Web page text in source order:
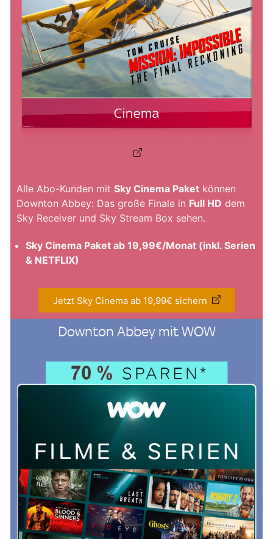
Alle Abo-Kunden mit Sky Cinema Paket können
Downton Abbey: Das große Finale in Full HD dem
Sky Receiver und Sky Stream Box sehen.
Sky Cinema Paket ab 19,99€/Monat (inkl. Serien
& NETFLIX)
Jetzt Sky Cinema ab 19,99€ sichern
Downton Abbey mit WOW